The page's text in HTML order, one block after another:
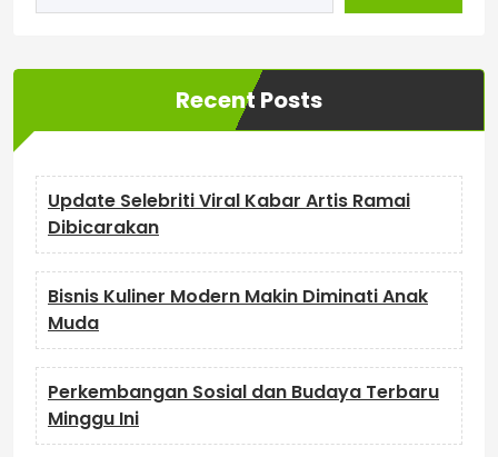
Recent Posts
Update Selebriti Viral Kabar Artis Ramai
Dibicarakan
Bisnis Kuliner Modern Makin Diminati Anak
Muda
Perkembangan Sosial dan Budaya Terbaru
Minggu Ini